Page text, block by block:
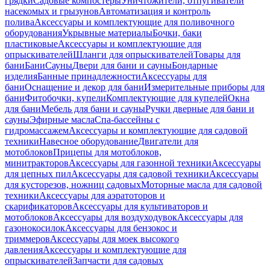
насекомых и грызуновАвтоматизация и контроль
поливаАксессуары и комплектующие для поливочного
оборудованияУкрывные материалыБочки, баки
пластиковыеАксессуары и комплектующие для
опрыскивателейШланги для опрыскивателейТовары для
баниБаниСауныДвери для бани и сауныБондарные
изделияБанные принадлежностиАксессуары для
баниОснащение и декор для баниИзмерительные приборы для
баниФитобочки, купелиКомплектующие для купелейОкна
для баниМебель для бани и сауныРучки дверные для бани и
сауныЭфирные маслаСпа-бассейны с
гидромассажемАксессуары и комплектующие для садовой
техникиНавесное оборудованиеДвигатели для
мотоблоковПрицепы для мотоблоков,
минитракторовАксессуары для газонной техникиАксессуары
для цепных пилАксессуары для садовой техникиАксессуары
для кусторезов, ножниц садовыхМоторные масла для садовой
техникиАксессуары для аэратоторов и
скарификаторовАксессуары для культиваторов и
мотоблоковАксессуары для воздуходувокАксессуары для
газонокосилокАксессуары для бензокос и
триммеровАксессуары для моек высокого
давленияАксессуары и комплектующие для
опрыскивателейЗапчасти для садовых